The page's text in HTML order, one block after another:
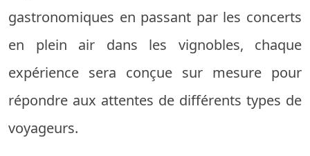
gastronomiques en passant par les concerts
en plein air dans les vignobles, chaque
expérience sera conçue sur mesure pour
répondre aux attentes de différents types de
voyageurs.